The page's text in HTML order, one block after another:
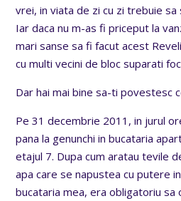
vrei, in viata de zi cu zi trebuie sa
Iar daca nu m-as fi priceput la
mari sanse sa fi facut acest
cu multi vecini de bloc suparati
Dar hai mai bine sa-ti povestesc
Pe 31 decembrie 2011, in jurul
pana la genunchi in bucataria
etajul 7. Dupa cum aratau tevile
apa care se napustea cu putere
bucataria mea, era obligatoriu sa